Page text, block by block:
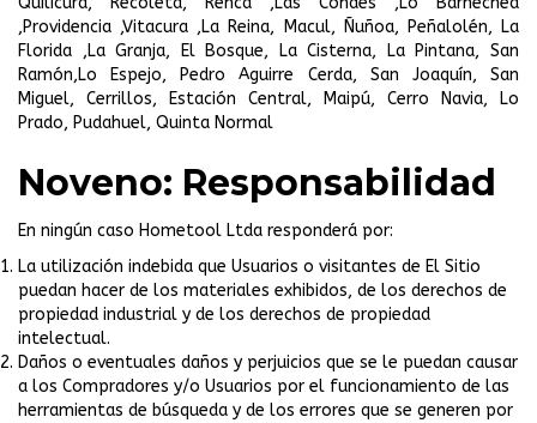
,Providencia ,Vitacura ,La Reina, Macul, Ñuñoa, Peñalolén, La
Florida ,La Granja, El Bosque, La Cisterna, La Pintana, San
Ramón,Lo Espejo, Pedro Aguirre Cerda, San Joaquín, San
Miguel, Cerrillos, Estación Central, Maipú, Cerro Navia, Lo
Prado, Pudahuel, Quinta Normal
Noveno: Responsabilidad
En ningún caso Hometool Ltda responderá por:
La utilización indebida que Usuarios o visitantes de El Sitio
puedan hacer de los materiales exhibidos, de los derechos de
propiedad industrial y de los derechos de propiedad
intelectual.
Daños o eventuales daños y perjuicios que se le puedan causar
a los Compradores y/o Usuarios por el funcionamiento de las
herramientas de búsqueda y de los errores que se generen por